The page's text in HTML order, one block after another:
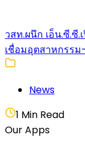
วสท.ผนึก เอ็น.ซี.ซี.
เชื่อมอุตสาหกรร
News
1 Min Read
Our Apps